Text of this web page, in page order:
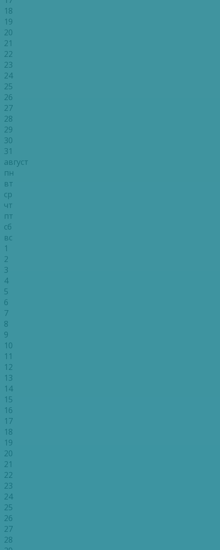
18
19
20
21
22
23
24
25
26
27
28
29
30
31
август
пн
вт
ср
чт
пт
сб
вс
1
2
3
4
5
6
7
8
9
10
11
12
13
14
15
16
17
18
19
20
21
22
23
24
25
26
27
28